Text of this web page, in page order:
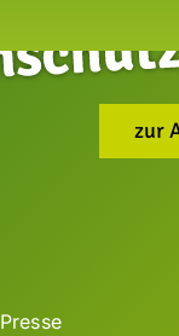
zur
Presse